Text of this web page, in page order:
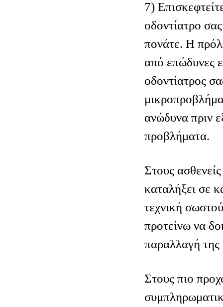
7)
οδοντίατρο
πονάτε. Η
από επώδυνες
οδοντίατρος
ανώδυνα πριν
προβλήματα.
Στους
καταλήξει σε
τεχνική
προτείνω να
παραλλαγή της
Στους πιο